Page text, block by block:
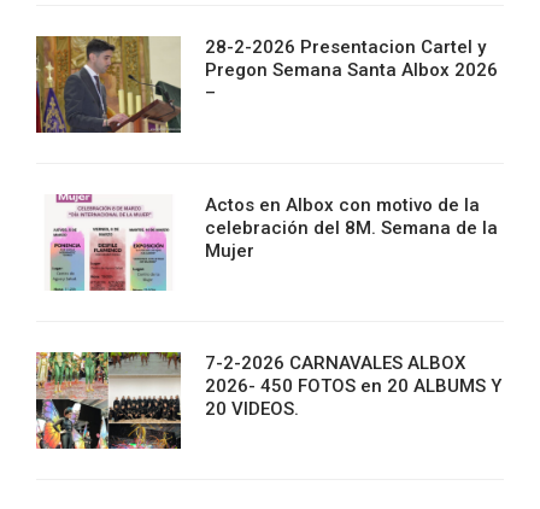
28-2-2026 Presentacion Cartel y
Pregon Semana Santa Albox 2026
–
Actos en Albox con motivo de la
celebración del 8M. Semana de la
Mujer
7-2-2026 CARNAVALES ALBOX
2026- 450 FOTOS en 20 ALBUMS Y
20 VIDEOS.